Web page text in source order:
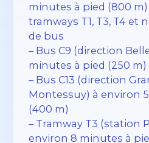
minutes à pied (800 m)
tramways T1, T3, T4 et
de bus
– Bus C9 (direction
minutes à pied (250 m)
– Bus C13 (direction
Montessuy) à environ
(400 m)
– Tramway T3 (station
environ 8 minutes à